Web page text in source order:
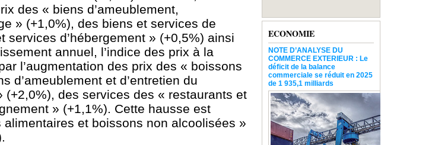
des « biens d’ameublement,
» (+1,0%), des biens et services de
d’hébergement » (+0,5%) ainsi
annuel, l’indice des prix à la
l’augmentation des prix des « boissons
d’ameublement et d’entretien du
des services des « restaurants et
» (+1,1%). Cette hausse est
et boissons non alcoolisées »
ECONOMIE
NOTE D’ANALYSE DU
COMMERCE EXTERIEUR : Le
déficit de la balance
commerciale se réduit en 2025
de 1 935,1 milliards